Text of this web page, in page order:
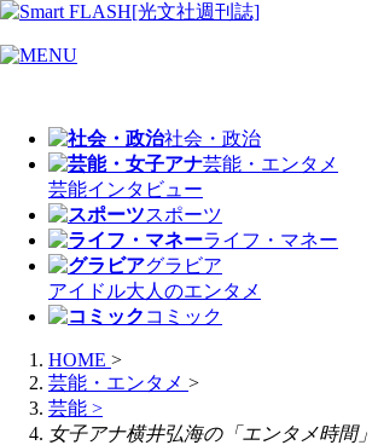
社会・政治
芸能・エンタメ
芸能インタビュー
スポーツ
ライフ・マネー
グラビア
アイドル大人のエンタメ
コミック
HOME >
芸能・エンタメ >
芸能 >
女子アナ横井弘海の「エンタメ時間